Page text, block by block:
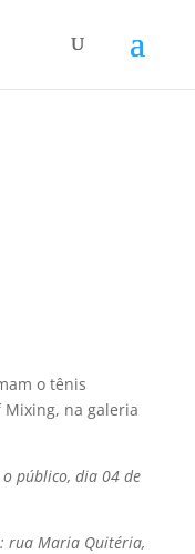
o tênis
na galeria
o público, dia 04 de
rua Maria Quitéria,